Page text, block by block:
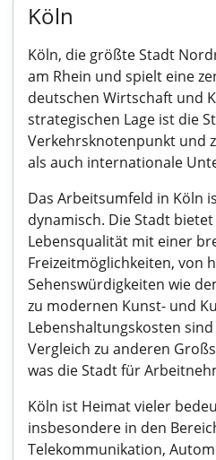
Köln
Köln, die größte Stadt
am Rhein und spielt eine
deutschen Wirtschaft und
strategischen Lage ist die
Verkehrsknotenpunkt und
als auch internationale
Das Arbeitsumfeld in Köln
dynamisch. Die Stadt
Lebensqualität mit einer
Freizeitmöglichkeiten, von
Sehenswürdigkeiten wie
zu modernen Kunst- und
Lebenshaltungskosten
Vergleich zu anderen
was die Stadt für
Köln ist Heimat vieler
insbesondere in den
Telekommunikation,